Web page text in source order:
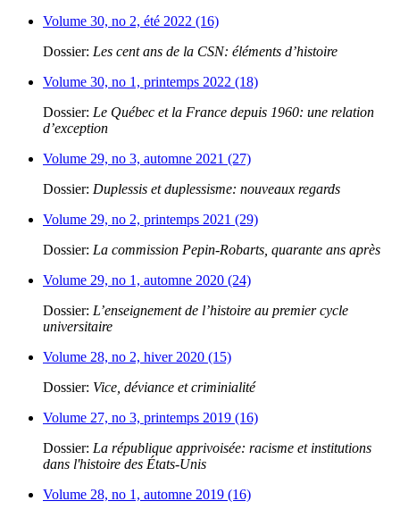
Volume 30, no 2, été 2022 (16)
Dossier: Les cent ans de la CSN: éléments d’histoire
Volume 30, no 1, printemps 2022 (18)
Dossier: Le Québec et la France depuis 1960: une relation
d’exception
Volume 29, no 3, automne 2021 (27)
Dossier: Duplessis et duplessisme: nouveaux regards
Volume 29, no 2, printemps 2021 (29)
Dossier: La commission Pepin-Robarts, quarante ans après
Volume 29, no 1, automne 2020 (24)
Dossier: L’enseignement de l’histoire au premier cycle
universitaire
Volume 28, no 2, hiver 2020 (15)
Dossier: Vice, déviance et criminialité
Volume 27, no 3, printemps 2019 (16)
Dossier: La république apprivoisée: racisme et institutions
dans l'histoire des États-Unis
Volume 28, no 1, automne 2019 (16)